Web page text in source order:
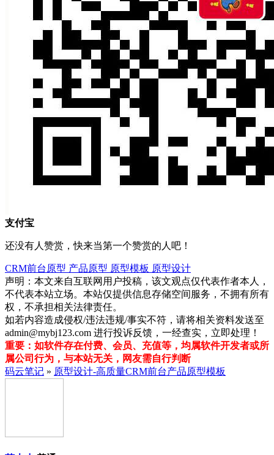
支付宝
还没有人赞赏，快来当第一个赞赏的人吧！
CRM前台原型 产品原型 原型模板 原型设计
声明：本文来自互联网用户投稿，该文观点仅代表作者本人，
不代表本站立场。本站仅提供信息存储空间服务，不拥有所有
权，不承担相关法律责任。
如若内容造成侵权/违法违规/事实不符，请将相关资料发送至
admin@mybj123.com 进行投诉反馈，一经查实，立即处理！
重要：如软件存在付费、会员、充值等，均属软件开发者或所
属公司行为，与本站无关，网友需自行判断
码云笔记 » 原型设计-高质量CRM前台产品原型模板